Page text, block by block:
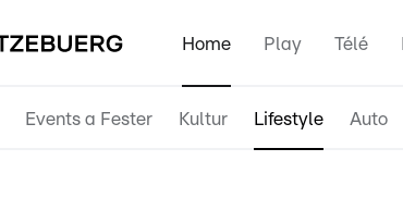
Home Play Télé
Events a Fester Kultur Lifestyle Auto